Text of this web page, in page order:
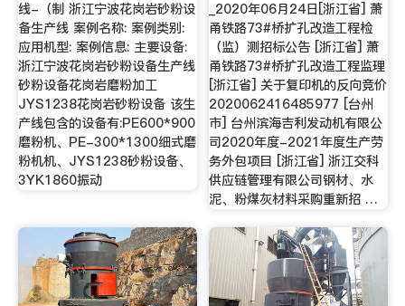
线-（制 浙江宁波花岗岩砂粉设
备生产线 案例名称: 案例类别:
应用机型: 案例信息: 主要设备:
浙江宁波花岗岩砂粉设备生产线
砂粉设备花岗岩磨粉加工
JYS1238花岗岩砂粉设备 该生
产线包含的设备有:PE600*900
磨粉机、PE-300*1300细式磨
粉机机、JYS1238砂粉设备、
3YK1860振动
_2020年06月24日[浙江省] 萧
甬铁路73#桥扩孔改造工程检
（监）测招标公告 [浙江省] 萧
甬铁路73#桥扩孔改造工程监理
[浙江省] 关于复印机的反向竞价
2020062416485977 [台州
市] 台州滨海吉利发动机有限公
司2020年度-2021年度生产劳
务外包项目 [浙江省] 浙江交科
供应链管理有限公司钢材、水
泥、粉煤灰材料采购重新招 …